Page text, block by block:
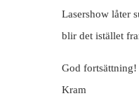
Lasershow låter
blir det istället
God fortsättning!
Kram